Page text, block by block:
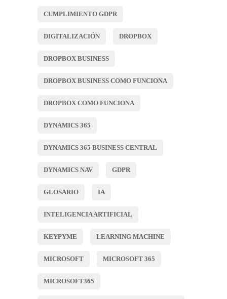
CUMPLIMIENTO GDPR
DIGITALIZACIÓN DROPBOX
DROPBOX BUSINESS
DROPBOX BUSINESS COMO FUNCIONA
DROPBOX COMO FUNCIONA
DYNAMICS 365
DYNAMICS 365 BUSINESS CENTRAL
DYNAMICS NAV GDPR
GLOSARIO IA
INTELIGENCIA ARTIFICIAL
KEYPYME LEARNING MACHINE
MICROSOFT MICROSOFT 365
MICROSOFT365